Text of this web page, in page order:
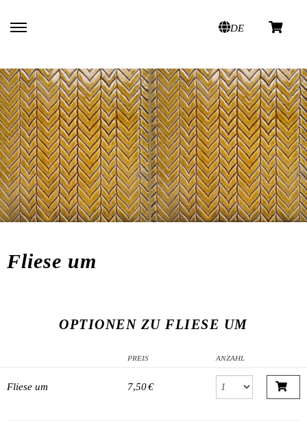
DE
Fliese um
OPTIONEN ZU FLIESE UM
PREIS ANZAHL
Fliese um 7,50 €